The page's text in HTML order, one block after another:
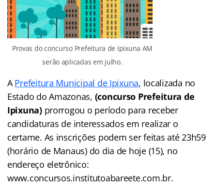
Provas do concurso Prefeitura de Ipixuna AM
serão aplicadas em julho.
APrefeitura Municipal de Ipixuna, localizada no
Estado do Amazonas, (concurso Prefeitura de
Ipixuna)prorrogou o período para receber
candidaturas de interessados em realizar o
certame. As inscrições podem ser feitas até 23h59
(horário de Manaus) do dia de hoje (15), no
endereço eletrônico:
www.concursos.institutoabareete.com.br.